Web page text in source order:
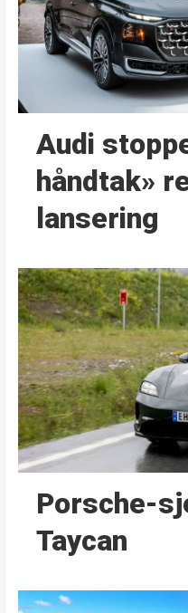
Audi
håndtak»
lansering
Porsche-
Taycan